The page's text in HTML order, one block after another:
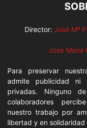
Director: José Mª
José María
Para preservar
admite publicidad ni
privadas. Ninguno
colaboradores
nuestro trabajo por
libertad y en